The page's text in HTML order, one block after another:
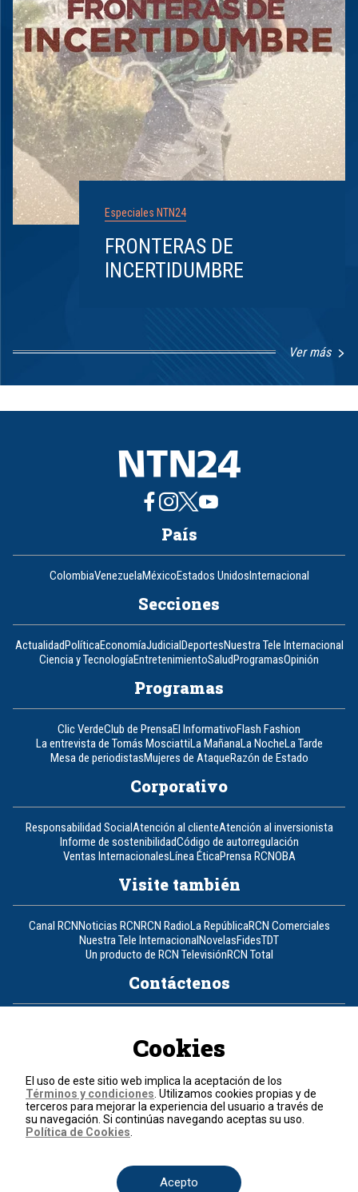
Especiales NTN24
FRONTERAS DE
INCERTIDUMBRE
Ver más
8
País
ColombiaVenezuelaMéxicoEstados UnidosInternacional
Secciones
ActualidadPolíticaEconomíaJudicialDeportesNuestra Tele Internacional
Ciencia y TecnologíaEntretenimientoSaludProgramasOpinión
Programas
Clic VerdeClub de PrensaEl InformativoFlash Fashion
La entrevista de Tomás MosciattiLa MañanaLa NocheLa Tarde
Mesa de periodistasMujeres de AtaqueRazón de Estado
Corporativo
Responsabilidad SocialAtención al clienteAtención al inversionista
Informe de sostenibilidadCódigo de autorregulación
Ventas InternacionalesLínea ÉticaPrensa RCNOBA
Visite también
Canal RCNNoticias RCNRCN RadioLa RepúblicaRCN Comerciales
Nuestra Tele InternacionalNovelasFidesTDT
Un producto de RCN TelevisiónRCN Total
Contáctenos
Política de cookies
Términos y condiciones
© 2026, RCN Medios.
Todos los derechos reservados.
Cookies
El uso de este sitio web implica la aceptación de los
Términos y condiciones . Utilizamos cookies propias y de
terceros para mejorar la experiencia del usuario a través de
su navegación. Si continúas navegando aceptas su uso.
Política de Cookies
Acepto